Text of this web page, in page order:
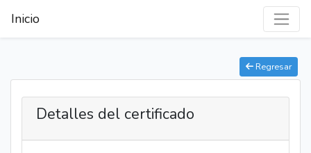
Inicio
Regresar
Detalles del certificado